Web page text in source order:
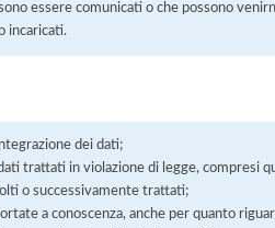
essere comunicati o che possono
incaricati.
dei dati;
trattati in violazione di legge, compresi
o successivamente trattati;
a conoscenza, anche per quanto